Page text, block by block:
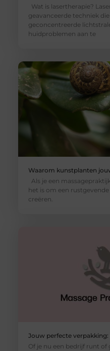
Wat is lasertherapie?
geavanceerde techniek
geconcentreerde
huidproblemen aan te
Waarom kunstplanten
Als je een
het is om een
creëren.
Jouw perfecte
Of je nu een bedrijf runt